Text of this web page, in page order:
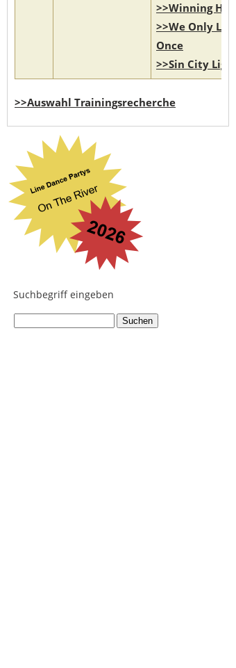
>>Winning
>>We Only Life
Once
>>Sin City Lights
>>Auswahl Trainingsrecherche
Suchbegriff eingeben